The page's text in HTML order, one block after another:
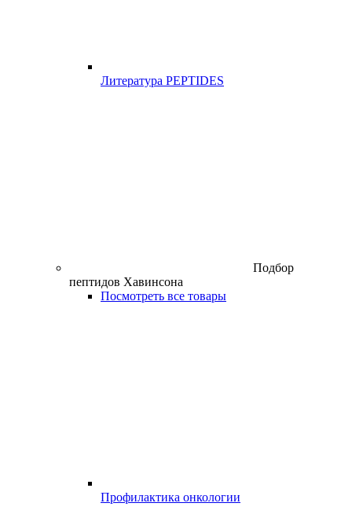
Литература PEPTIDES
Подбор
пептидов Хавинсона
Посмотреть все товары
Профилактика онкологии